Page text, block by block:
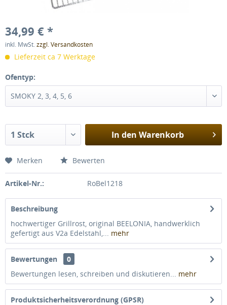
34,99 € *
inkl. MwSt.zzgl. Versandkosten
Lieferzeit ca 7 Werktage
Ofentyp:
In den Warenkorb
Merken Bewerten
Artikel-Nr.: RoBel1218
Beschreibung
hochwertiger Grillrost, original BEELONIA, handwerklich
gefertigt aus V2a Edelstahl,... mehr
Bewertungen
0
Bewertungen lesen, schreiben und diskutieren... mehr
Produktsicherheitsverordnung (GPSR)